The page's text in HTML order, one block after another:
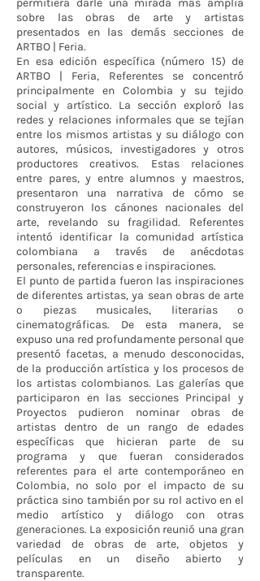
permitiera darle una mirada más amplia
sobre las obras de arte y artistas
presentados en las demás secciones de
ARTBO | Feria.
En esa edición específica (número 15) de
ARTBO | Feria, Referentes se concentró
principalmente en Colombia y su tejido
social y artístico. La sección exploró las
redes y relaciones informales que se tejían
entre los mismos artistas y su diálogo con
autores, músicos, investigadores y otros
productores creativos. Estas relaciones
entre pares, y entre alumnos y maestros,
presentaron una narrativa de cómo se
construyeron los cánones nacionales del
arte, revelando su fragilidad. Referentes
intentó identificar la comunidad artística
colombiana a través de anécdotas
personales, referencias e inspiraciones.
El punto de partida fueron las inspiraciones
de diferentes artistas, ya sean obras de arte
o piezas musicales, literarias o
cinematográficas. De esta manera, se
expuso una red profundamente personal que
presentó facetas, a menudo desconocidas,
de la producción artística y los procesos de
los artistas colombianos. Las galerías que
participaron en las secciones Principal y
Proyectos pudieron nominar obras de
artistas dentro de un rango de edades
específicas que hicieran parte de su
programa y que fueran considerados
referentes para el arte contemporáneo en
Colombia, no solo por el impacto de su
práctica sino también por su rol activo en el
medio artístico y diálogo con otras
generaciones. La exposición reunió una gran
variedad de obras de arte, objetos y
películas en un diseño abierto y
transparente.